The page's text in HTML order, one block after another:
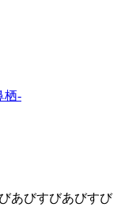
あびすびあびすび